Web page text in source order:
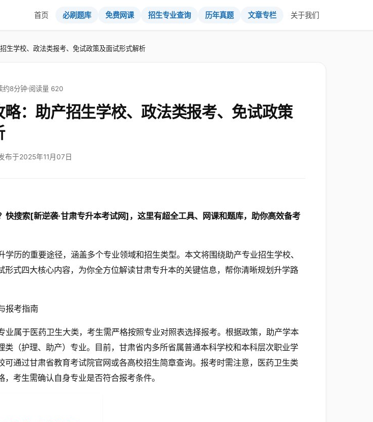
首页 必刷题库 免费网课 招生专业查询 历年真题 文章专栏 关于我们
生学校、政法类报考、免试政策及面试形式解析
约8分钟 阅读量 620
：助产招生学校、政法类报考、免试政策
布于2025年11月07日
快搜索[新逆袭·甘肃专升本考试网]，这里有超全工具、网课和题库，助你高效备考
学历的重要途径，涵盖多个专业领域和招生类型。本文将围绕助产专业招生学校、
形式四大核心内容，为你全方位解读甘肃专升本的关键信息，帮你清晰规划升学路
报考指南
业属于医药卫生大类，考生需严格按照专业对照表选择报考。根据政策，助产学本
类（护理、助产）专业。目前，甘肃省内多所省属普通本科学校和本科层次职业学
可通过甘肃省教育考试院官网或各高校招生简章查询。报考时需注意，医药卫生类
考生需确认自身专业是否符合报考条件。